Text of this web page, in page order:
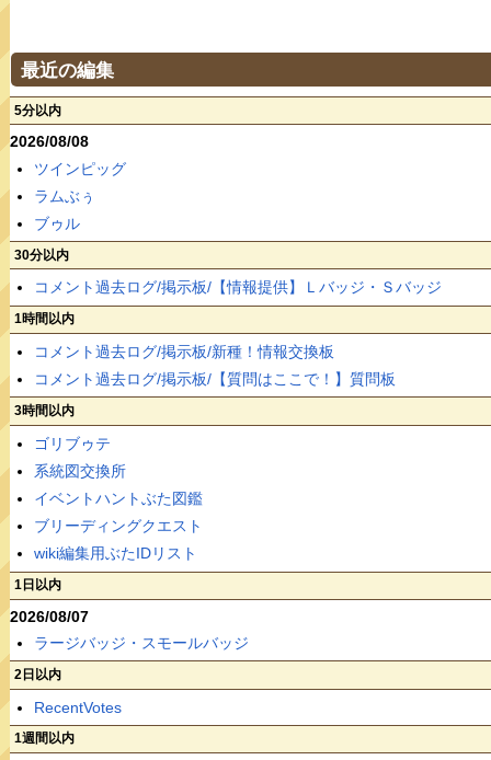
最近の編集
5分以内
2026/08/08
ツインピッグ
ラムぶぅ
ブゥル
30分以内
コメント過去ログ/掲示板/【情報提供】Ｌバッジ・Ｓバッジ
1時間以内
コメント過去ログ/掲示板/新種！情報交換板
コメント過去ログ/掲示板/【質問はここで！】質問板
3時間以内
ゴリブゥテ
系統図交換所
イベントハントぶた図鑑
ブリーディングクエスト
wiki編集用ぶたIDリスト
1日以内
2026/08/07
ラージバッジ・スモールバッジ
2日以内
RecentVotes
1週間以内